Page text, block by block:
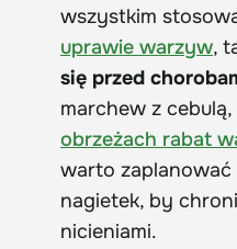
wszystkim
uprawie warzyw,
się przed
marchew z
obrzeżach rabat
warto zaplanować
nagietek, by
nicieniami.